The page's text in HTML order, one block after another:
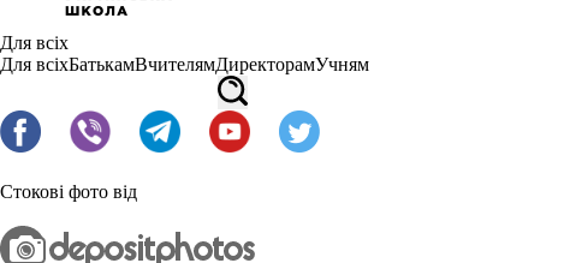
Для всіх
Для всіхБатькамВчителямДиректорамУчням
Стокові фото від